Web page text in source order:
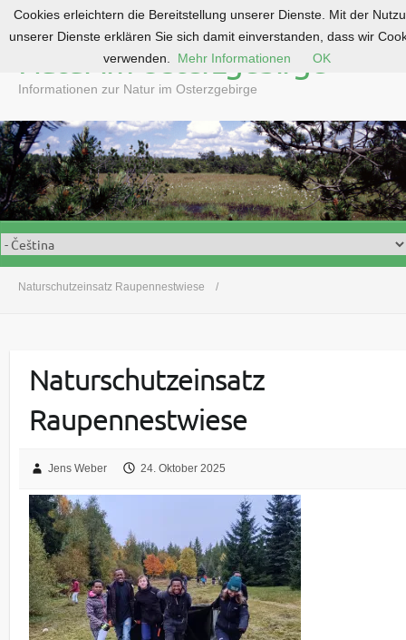
o
c
o
n
e
n
Natur im Osterzgebirge
Informationen zur Natur im Osterzgebirge
Naturschutzeinsatz Raupennestwiese
Naturschutzeinsatz
Raupennestwiese
Jens Weber 24. Oktober 2025
Cookies erleichtern die Bereitstellung unserer Dienste. Mit der
unserer Dienste erklären Sie sich damit einverstanden, dass wir
verwenden.
Mehr Informationen OK